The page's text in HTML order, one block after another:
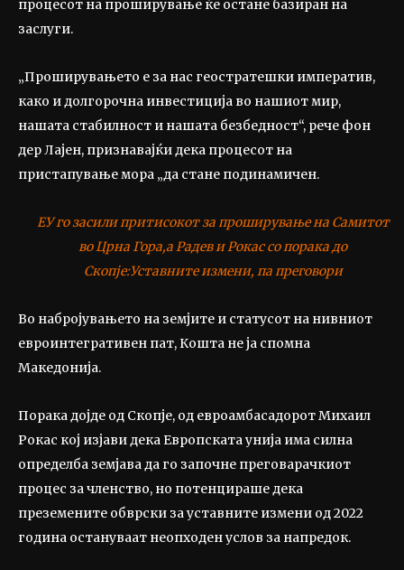
процесот на проширување ќе остане базиран на
заслуги.
„Проширувањето е за нас геостратешки императив,
како и долгорочна инвестиција во нашиот мир,
нашата стабилност и нашата безбедност“, рече фон
дер Лајен, признавајќи дека процесот на
пристапување мора „да стане подинамичен.
ЕУ го засили притисокот за проширување на Самитот
во Црна Гора,а Радев и Рокас со порака до
Скопје:Уставните измени, па преговори
Во набројувањето на земјите и статусот на нивниот
евроинтегративен пат, Кошта не ја спомна
Македонија.
Порака дојде од Скопје, од евроамбасадорот Михаил
Рокас кој изјави дека Европската унија има силна
определба земјава да го започне преговарачкиот
процес за членство, но потенцираше дека
преземените обврски за уставните измени од 2022
година остануваат неопходен услов за напредок.